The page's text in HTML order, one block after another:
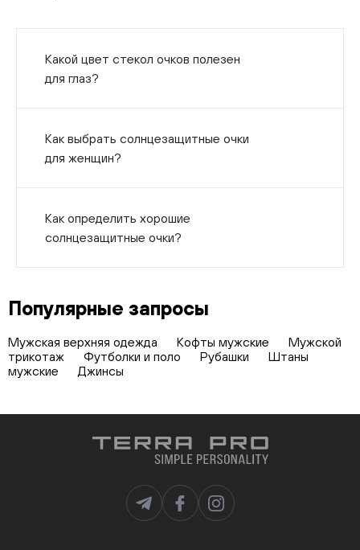
Какой цвет стекол очков полезен
для глаз?
Как выбрать солнцезащитные очки
для женщин?
Как определить хорошие
солнцезащитные очки?
Популярные запросы
Мужская верхняя одежда Кофты мужские
Мужской
трикотаж
Футболки и поло Рубашки
Штаны
мужские
Джинсы